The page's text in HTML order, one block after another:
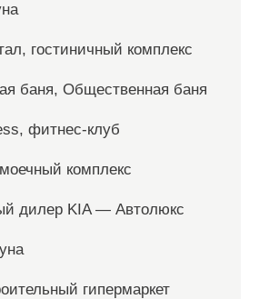
гостиничный комплекс
баня, Общественная баня
фитнес-клуб
комплекс
дилер KIA — Автолюкс
гипермаркет